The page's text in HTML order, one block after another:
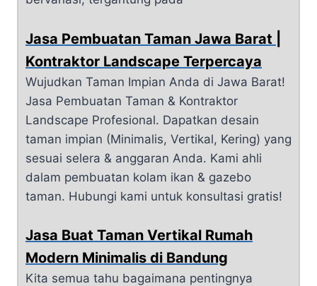
Jasa Pembuatan Taman Jawa Barat |
Kontraktor Landscape Terpercaya
Wujudkan Taman Impian Anda di Jawa Barat!
Jasa Pembuatan Taman & Kontraktor
Landscape Profesional. Dapatkan desain
taman impian (Minimalis, Vertikal, Kering) yang
sesuai selera & anggaran Anda. Kami ahli
dalam pembuatan kolam ikan & gazebo
taman. Hubungi kami untuk konsultasi gratis!
Jasa Buat Taman Vertikal Rumah
Modern Minimalis di Bandung
Kita semua tahu bagaimana pentingnya